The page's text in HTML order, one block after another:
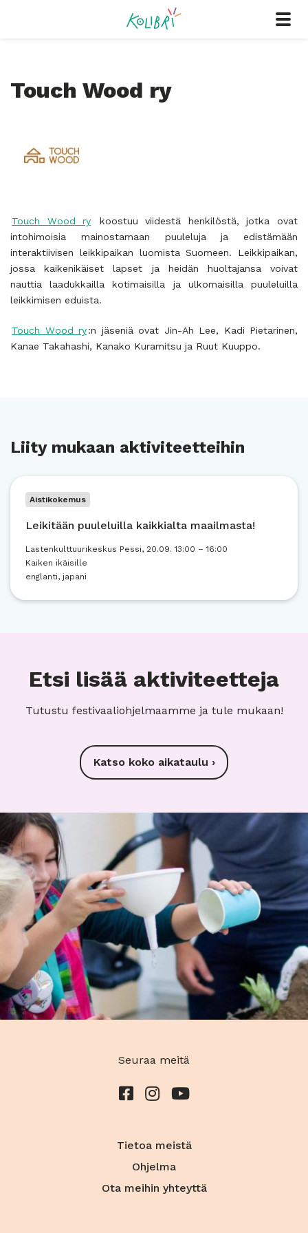
Touch Wood ry
Touch Wood ry
koostuu viidestä henkilöstä, jotka ovat
intohimoisia mainostamaan puuleluja ja edistämään
interaktiivisen leikkipaikan luomista Suomeen. Leikkipaikan,
jossa kaikenikäiset lapset ja heidän huoltajansa voivat
nauttia laadukkailla kotimaisilla ja ulkomaisilla puuleluilla
leikkimisen eduista.
Touch Wood ry:n jäseniä ovat Jin-Ah Lee, Kadi Pietarinen,
Kanae Takahashi, Kanako Kuramitsu ja Ruut Kuuppo.
Liity mukaan aktiviteetteihin
Aistikokemus
Leikitään puuleluilla kaikkialta maailmasta!
Lastenkulttuurikeskus Pessi, 20.09. 13:00 – 16:00
Kaiken ikäisille
englanti, japani
Etsi lisää aktiviteetteja
Tutustu festivaaliohjelmaamme ja tule mukaan!
Katso koko aikataulu ›
Seuraa meitä
Tietoa meistä
Ohjelma
Ota meihin yhteyttä